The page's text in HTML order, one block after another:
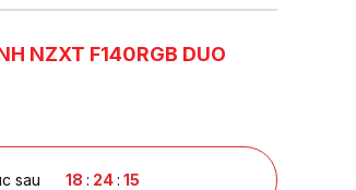
NZXT F140RGB DUO
sau 18 : 24 : 14